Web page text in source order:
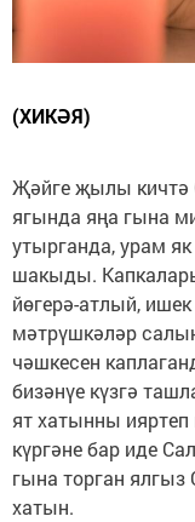
(ХИКӘЯ)
Җәйге җылы кичтә
ягында яңа гына
утырганда, урам
шакыды.
йөгерә-атлый,
мәтрүшкәләр
чәшкесен
бизәнүе күзгә
ят хатынны ияртеп
күргәне бар иде
гына торган ялгыз
хатын.